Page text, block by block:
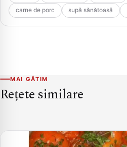
carne de porc
supă sănătoasă
MAI GĂTIM
Rețete similare